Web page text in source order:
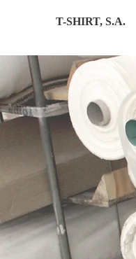
T-SHIRT, S.A.